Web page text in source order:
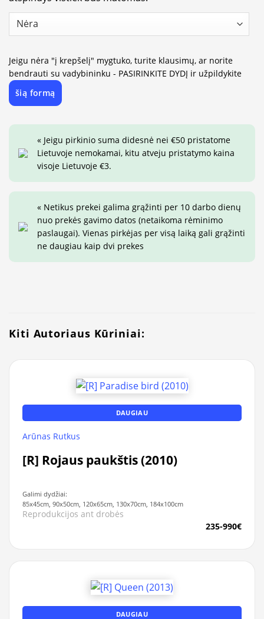
Jeigu nėra "į krepšelį" mygtuko, turite klausimų, ar norite
bendrauti su vadybininku - PASIRINKITE DYDĮ ir užpildykite
šią formą
« Jeigu pirkinio suma didesnė nei €50 pristatome
Lietuvoje nemokamai, kitu atveju pristatymo kaina
visoje Lietuvoje €3.
« Netikus prekei galima grąžinti per 10 darbo dienų
nuo prekės gavimo datos (netaikoma rėminimo
paslaugai). Vienas pirkėjas per visą laiką gali grąžinti
ne daugiau kaip dvi prekes
Kiti Autoriaus Kūriniai:
DAUGIAU
Arūnas Rutkus
[R] Rojaus paukštis (2010)
Galimi dydžiai:
85x45cm, 90x50cm, 120x65cm, 130x70cm, 184x100cm
Reprodukcijos ant drobės
235-990€
DAUGIAU